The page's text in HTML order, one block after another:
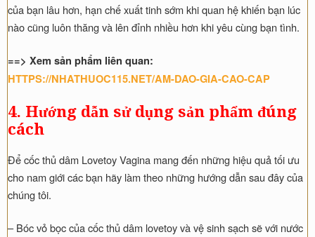
của bạn lâu hơn, hạn chế xuất tinh sớm khi quan hệ khiến bạn lúc
nào cũng luôn thăng và lên đỉnh nhiều hơn khi yêu cùng bạn tình.
==> Xem sản phẩm liên quan:
HTTPS://NHATHUOC115.NET/AM-DAO-GIA-CAO-CAP
4. Hướng dẫn sử dụng sản phẩm đúng
cách
Để cốc thủ dâm Lovetoy Vagina mang đến những hiệu quả tối ưu
cho nam giới các bạn hãy làm theo những hướng dẫn sau đây của
chúng tôi.
– Bóc vỏ bọc của cốc thủ dâm lovetoy và vệ sinh sạch sẽ với nước